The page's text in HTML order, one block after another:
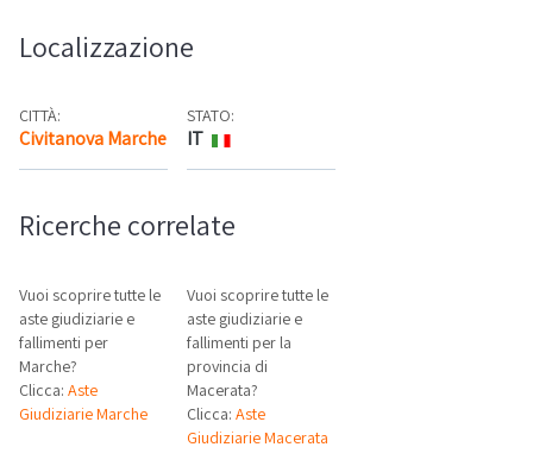
Localizzazione
CITTÀ:
Civitanova Marche Mappa
STATO:
IT
Ricerche correlate
Vuoi scoprire tutte le
aste giudiziarie e
fallimenti per
Marche?
Clicca: Aste
Giudiziarie Marche
Vuoi scoprire tutte le
aste giudiziarie e
fallimenti per la
provincia di
Macerata?
Clicca:Aste
Giudiziarie Macerata